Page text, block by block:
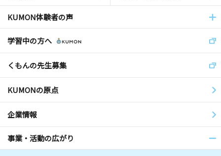
KUMON体験者の声
学習中の方へ
くもんの先生募集
KUMONの原点
企業情報
事業・活動の広がり